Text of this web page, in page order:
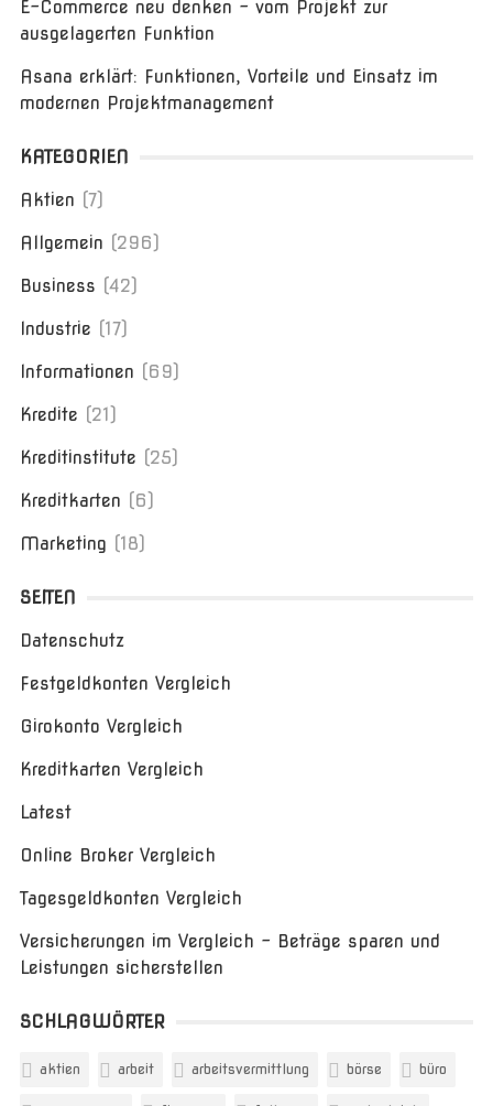
E-Commerce neu denken – vom Projekt zur
ausgelagerten Funktion
Asana erklärt: Funktionen, Vorteile und Einsatz im
modernen Projektmanagement
KATEGORIEN
Aktien (7)
Allgemein (296)
Business (42)
Industrie (17)
Informationen (69)
Kredite (21)
Kreditinstitute (25)
Kreditkarten (6)
Marketing (18)
SEITEN
Datenschutz
Festgeldkonten Vergleich
Girokonto Vergleich
Kreditkarten Vergleich
Latest
Online Broker Vergleich
Tagesgeldkonten Vergleich
Versicherungen im Vergleich – Beträge sparen und
Leistungen sicherstellen
SCHLAGWÖRTER
aktien arbeit arbeitsvermittlung börse büro